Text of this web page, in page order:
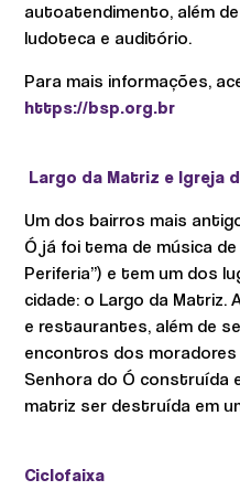
autoatendimento, além
ludoteca e auditório.
Para mais informações,
https://bsp.org.br
Largo da Matriz e Igreja
Um dos bairros mais
Ó já foi tema de música de
Periferia”) e tem um dos
cidade: o Largo da Matriz.
e restaurantes, além de
encontros dos moradores
Senhora do Ó construída
matriz ser destruída em
Ciclofaixa